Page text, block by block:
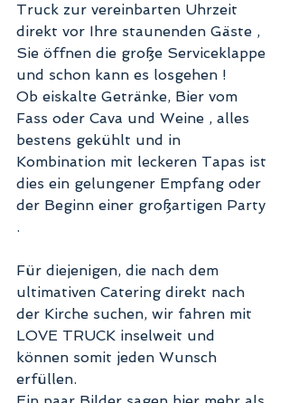
Truck zur vereinbarten Uhrzeit
direkt vor Ihre staunenden Gäste ,
Sie öffnen die große Serviceklappe
und schon kann es losgehen !
Ob eiskalte Getränke, Bier vom
Fass oder Cava und Weine , alles
bestens gekühlt und in
Kombination mit leckeren Tapas ist
dies ein gelungener Empfang oder
der Beginn einer großartigen Party
.
Für diejenigen, die nach dem
ultimativen Catering direkt nach
der Kirche suchen, wir fahren mit
LOVE TRUCK inselweit und
können somit jeden Wunsch
erfüllen.